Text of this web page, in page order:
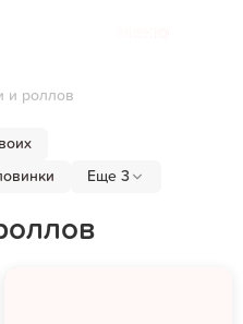
и роллов
Еще 3